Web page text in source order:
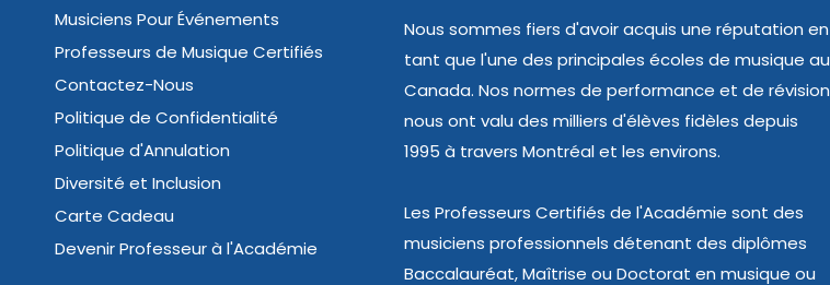
Musiciens Pour Événements
Professeurs de Musique Certifiés
Contactez-Nous
Politique de Confidentialité
Politique d'Annulation
Diversité et Inclusion
Carte Cadeau
Devenir Professeur à l'Académie
Nous sommes fiers d'avoir acquis une réputation en
tant que l'une des principales écoles de musique au
Canada. Nos normes de performance et de révision
nous ont valu des milliers d'élèves fidèles depuis
1995 à travers Montréal et les environs.
Les Professeurs Certifiés de l'Académie sont des
musiciens professionnels détenant des diplômes
Baccalauréat, Maîtrise ou Doctorat en musique ou